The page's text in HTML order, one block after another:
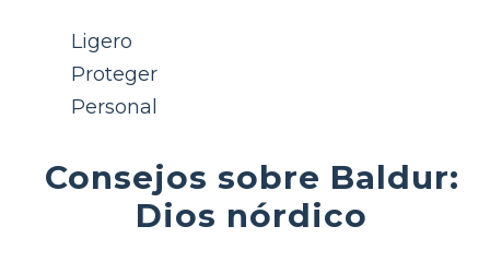
Ligero
Proteger
Personal
Consejos sobre Baldur:
Dios nórdico